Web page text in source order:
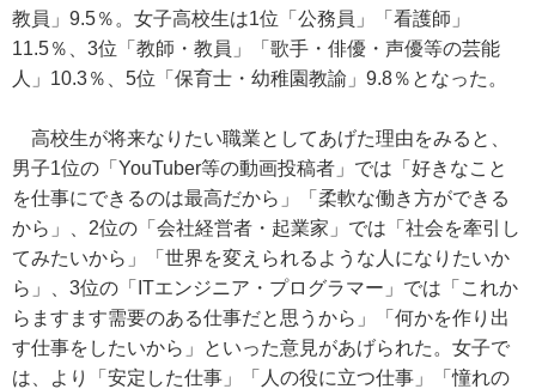
教員」9.5％。女子高校生は1位「公務員」「看護師」
11.5％、3位「教師・教員」「歌手・俳優・声優等の芸能
人」10.3％、5位「保育士・幼稚園教諭」9.8％となった。
高校生が将来なりたい職業としてあげた理由をみると、
男子1位の「YouTuber等の動画投稿者」では「好きなこと
を仕事にできるのは最高だから」「柔軟な働き方ができる
から」、2位の「会社経営者・起業家」では「社会を牽引し
てみたいから」「世界を変えられるような人になりたいか
ら」、3位の「ITエンジニア・プログラマー」では「これか
らますます需要のある仕事だと思うから」「何かを作り出
す仕事をしたいから」といった意見があげられた。女子で
は、より「安定した仕事」「人の役に立つ仕事」「憧れの